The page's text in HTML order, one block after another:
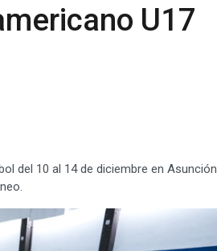
U17
del 10 al 14 de diciembre en Asunción